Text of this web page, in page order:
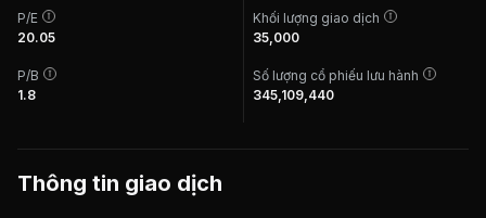
P/E
20.05
P/B
1.8
Khối lượng giao dịch
35,000
Số lượng cổ phiếu lưu hành
345,109,440
Thông tin giao dịch